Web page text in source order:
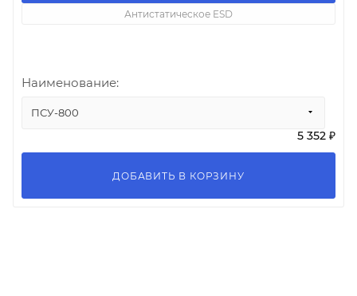
Антистатическое ESD
Наименование:
ПСУ-800
5 352 ₽
ДОБАВИТЬ В КОРЗИНУ